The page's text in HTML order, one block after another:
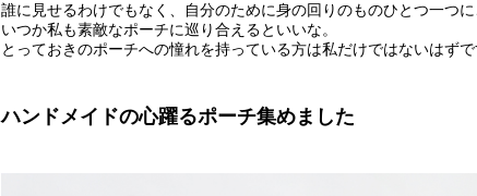
誰に見せるわけでもなく、自分のために身の回りのものひとつ一つ
いつか私も素敵なポーチに巡り合えるといいな。
とっておきのポーチへの憧れを持っている方は私だけではないはずで
ハンドメイドの心躍るポーチ集めました